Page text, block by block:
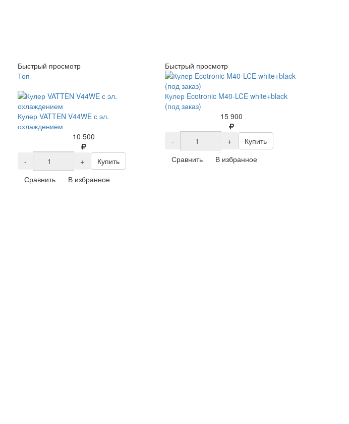
Быстрый просмотр
Топ
Кулер VATTEN V44WE с эл.
охлаждением
10 500
- +
Купить
Сравнить
В избранное
Быстрый просмотр
Кулер Ecotronic M40-LCE white+black
(под заказ)
15 900
- +
Купить
Сравнить
В избранное